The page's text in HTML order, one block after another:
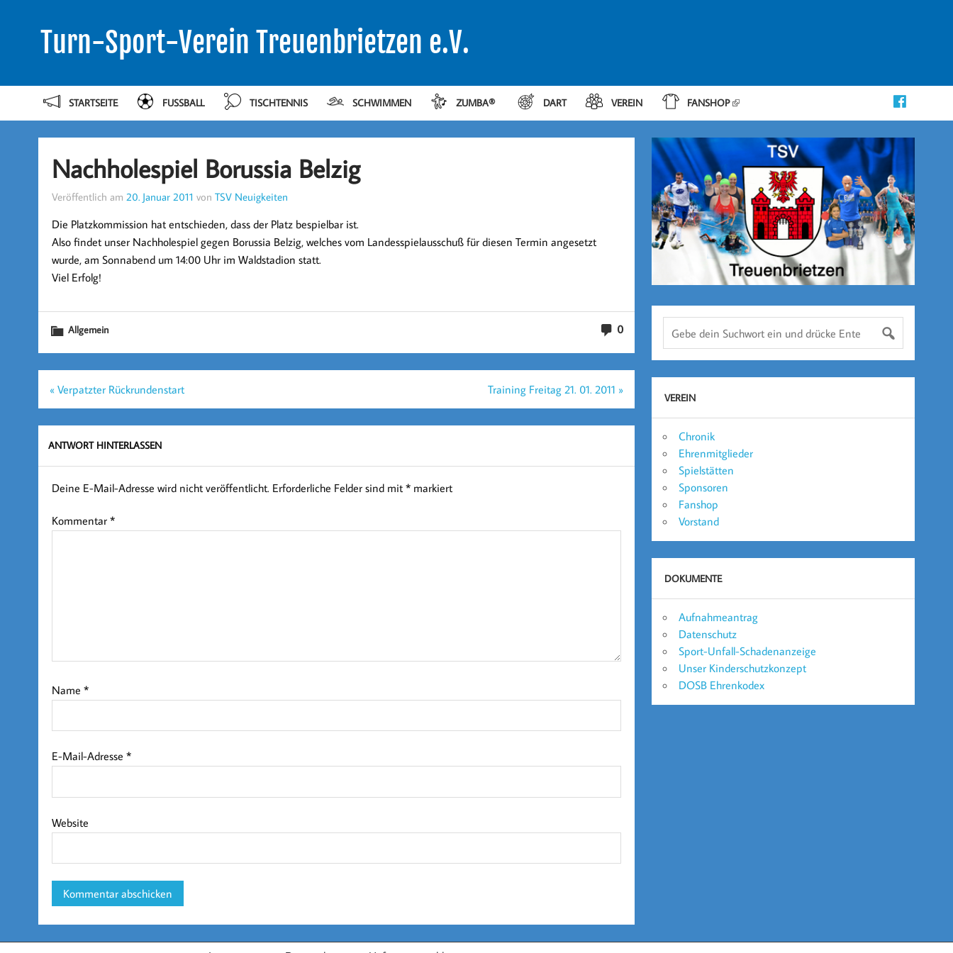
Turn-Sport-Verein Treuenbrietzen e.V.
STARTSEITE FUSSBALL TISCHTENNIS SCHWIMMEN ZUMBA® DART VEREIN FANSHOP
Nachholespiel Borussia Belzig
Veröffentlich am 20. Januar 2011 von TSV Neuigkeiten
Die Platzkommission hat entschieden, dass der Platz bespielbar ist.
Also findet unser Nachholespiel gegen Borussia Belzig, welches vom Landesspielausschuß für diesen Termin angesetzt
wurde, am Sonnabend um 14:00 Uhr im Waldstadion statt.
Viel Erfolg!
0
Allgemein
Beitragsnavigation
« Verpatzter Rückrundenstart Training Freitag 21. 01. 2011 »
ANTWORT HINTERLASSEN
Deine E-Mail-Adresse wird nicht veröffentlicht. Erforderliche Felder sind mit *markiert
Kommentar *
Name *
E-Mail-Adresse *
Website
VEREIN
Chronik
Ehrenmitglieder
Spielstätten
Sponsoren
Fanshop
Vorstand
DOKUMENTE
Aufnahmeantrag
Datenschutz
Sport-Unfall-Schadenanzeige
Unser Kinderschutzkonzept
DOSB Ehrenkodex